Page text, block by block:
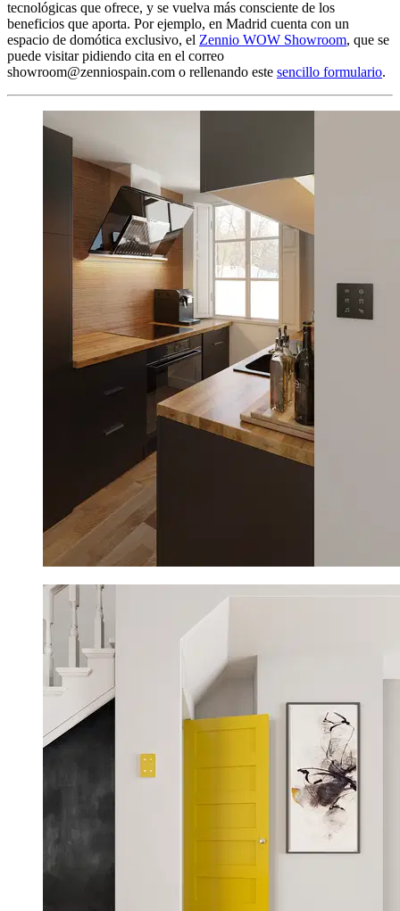
tecnológicas que ofrece, y se vuelva más consciente de los
beneficios que aporta. Por ejemplo, en Madrid cuenta con un
espacio de domótica exclusivo, el Zennio WOW Showroom, que se
puede visitar pidiendo cita en el correo
showroom@zenniospain.com o rellenando este sencillo formulario.